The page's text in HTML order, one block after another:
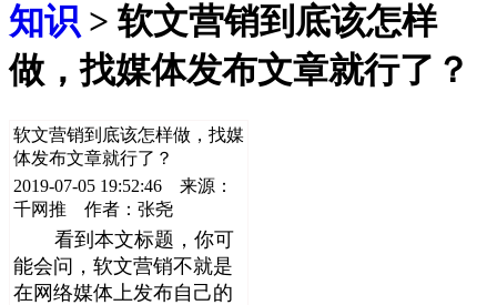
知识 > 软文营销到底该怎样
做，找媒体发布文章就行了？
软文营销到底该怎样做，找媒
体发布文章就行了？
2019-07-05 19:52:46 来源：
千网推 作者：张尧
看到本文标题，你可
能会问，软文营销不就是
在网络媒体上发布自己的